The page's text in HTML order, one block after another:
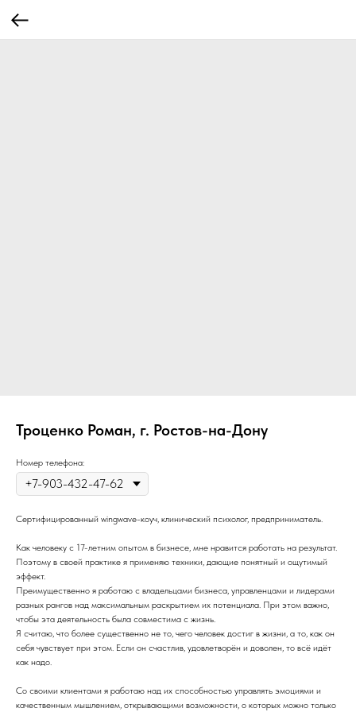
Троценко Роман, г. Ростов-на-Дону
Номер телефона:
Сертифицированный wingwave-коуч, клинический психолог, предприниматель.
Как человеку с 17-летним опытом в бизнесе, мне нравится работать на результат.
Поэтому в своей практике я применяю техники, дающие понятный и ощутимый
эффект.
Преимущественно я работаю с владельцами бизнеса, управленцами и лидерами
разных рангов над максимальным раскрытием их потенциала. При этом важно,
чтобы эта деятельность была совместима с жизнь.
Я считаю, что более существенно не то, чего человек достиг в жизни, а то, как он
себя чувствует при этом. Если он счастлив, удовлетворён и доволен, то всё идёт
как надо.
Со своими клиентами я работаю над их способностью управлять эмоциями и
качественным мышлением, открывающими возможности, о которых можно только